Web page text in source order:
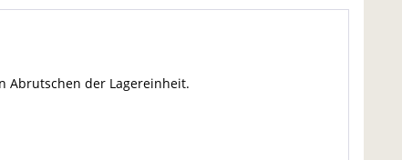
Abrutschen der Lagereinheit.